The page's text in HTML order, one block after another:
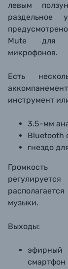
левым
Mute для
микрофонов.
Есть
инструмент
3.5-мм
Bluetooth
гнездо
Громкость
музыки.
Выходы:
эфирный
смартфон